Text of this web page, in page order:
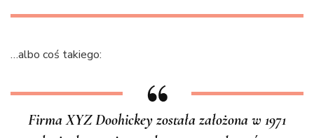
…albo coś takiego:
Firma XYZ Doohickey została założona w 1971